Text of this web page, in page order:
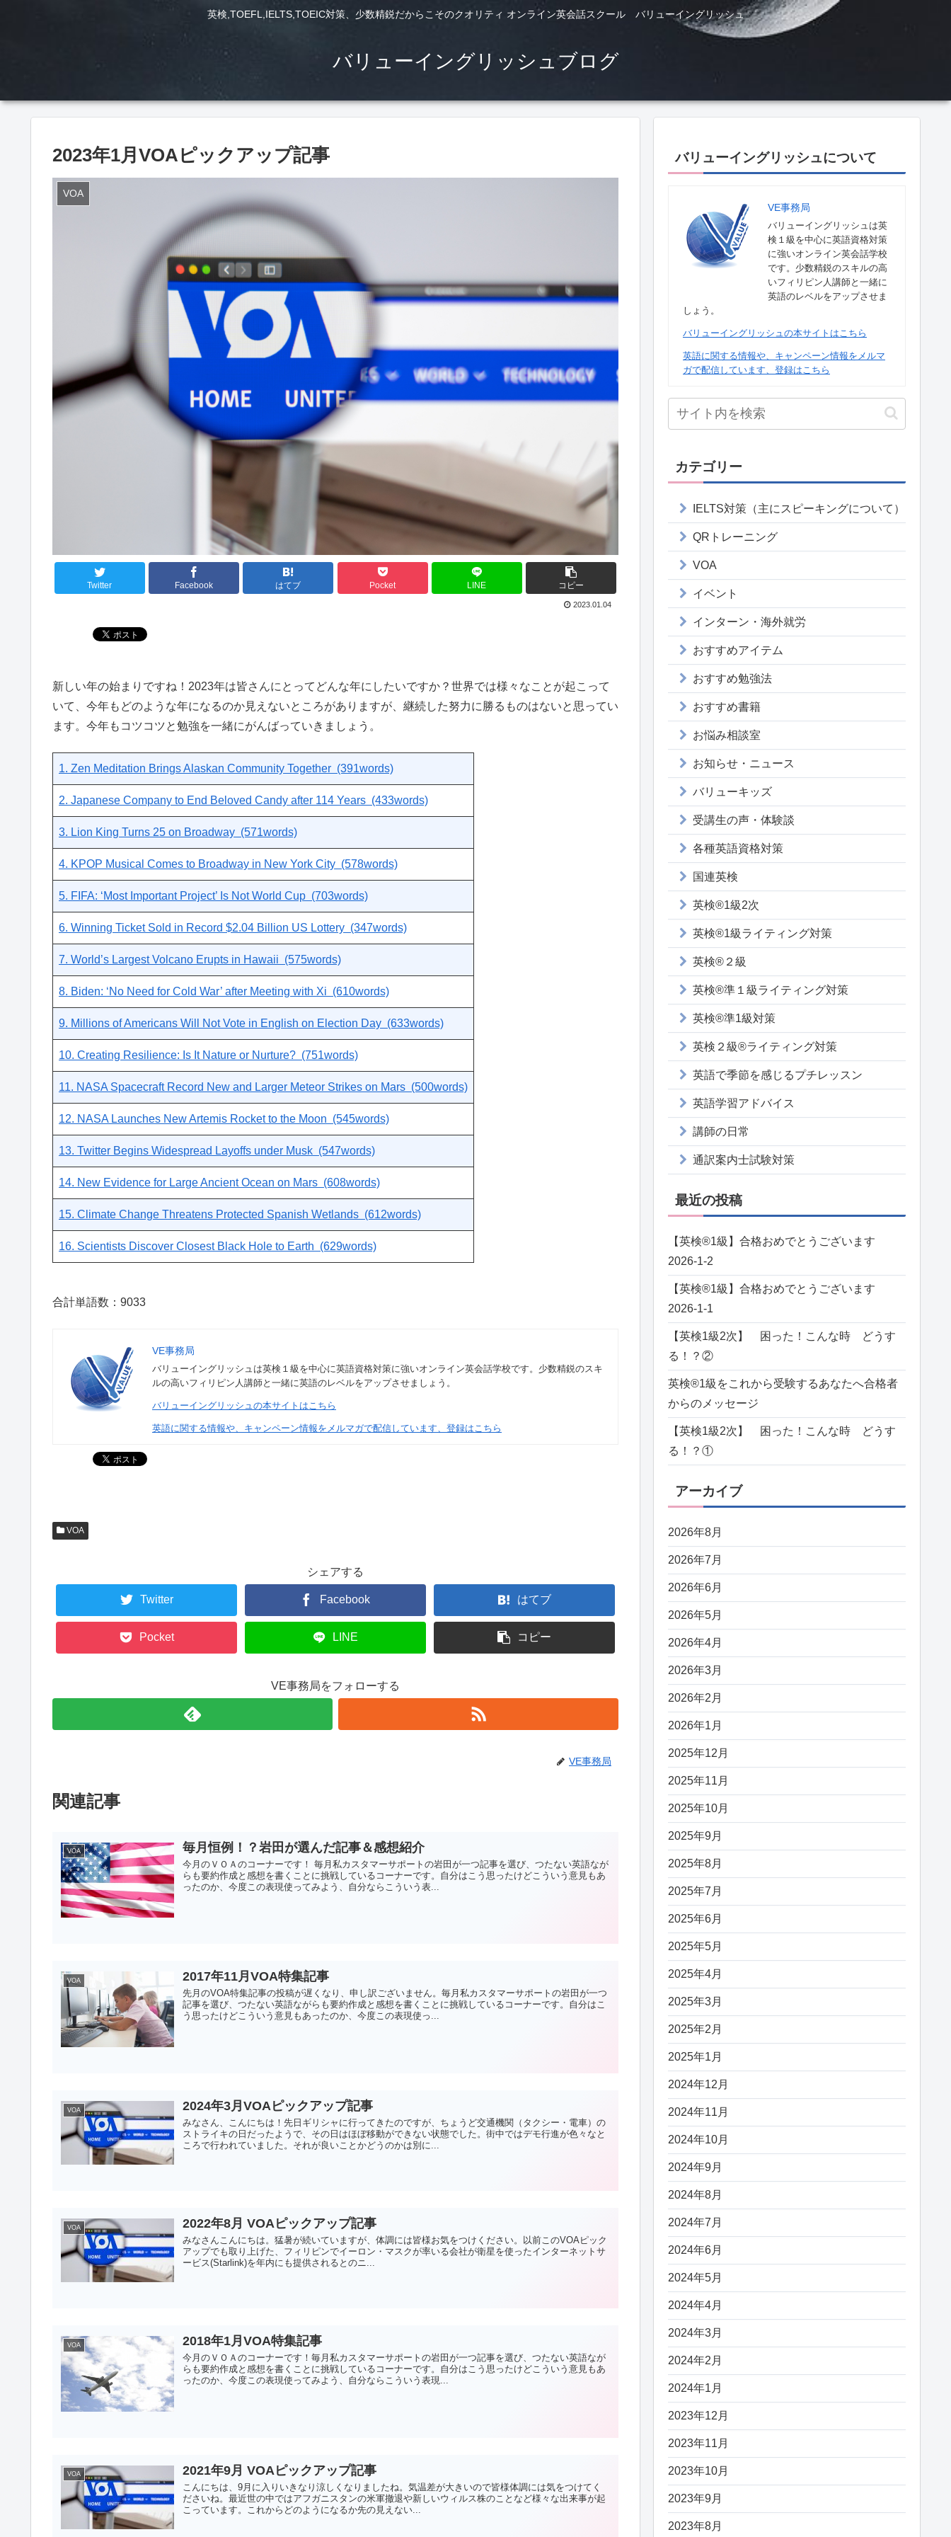
英検,TOEFL,IELTS,TOEIC対策、少数精鋭だからこそのクオリティ オンライン英会話スクール バリューイングリッシュ
バリューイングリッシュブログ
2023年1月VOAピックアップ記事
VOA
Twitter Facebook はてブ Pocket LINE コピー
2023.01.04
新しい年の始まりですね！2023年は皆さんにとってどんな年にしたいですか？世界では様々なことが起こって
いて、今年もどのような年になるのか見えないところがありますが、継続した努力に勝るものはないと思ってい
ます。今年もコツコツと勉強を一緒にがんばっていきましょう。
1. Zen Meditation Brings Alaskan Community Together (391words)
2. Japanese Company to End Beloved Candy after 114 Years (433words)
3. Lion King Turns 25 on Broadway (571words)
4. KPOP Musical Comes to Broadway in New York City (578words)
5. FIFA: ‘Most Important Project’ Is Not World Cup (703words)
6. Winning Ticket Sold in Record $2.04 Billion US Lottery (347words)
7. World’s Largest Volcano Erupts in Hawaii (575words)
8. Biden: ‘No Need for Cold War’ after Meeting with Xi (610words)
9. Millions of Americans Will Not Vote in English on Election Day (633words)
10. Creating Resilience: Is It Nature or Nurture? (751words)
11. NASA Spacecraft Record New and Larger Meteor Strikes on Mars (500words)
12. NASA Launches New Artemis Rocket to the Moon (545words)
13. Twitter Begins Widespread Layoffs under Musk (547words)
14. New Evidence for Large Ancient Ocean on Mars (608words)
15. Climate Change Threatens Protected Spanish Wetlands (612words)
16. Scientists Discover Closest Black Hole to Earth (629words)
合計単語数：9033
VE事務局
バリューイングリッシュは英検１級を中心に英語資格対策に強いオンライン英会話学校です。少数精鋭のスキ
ルの高いフィリピン人講師と一緒に英語のレベルをアップさせましょう。
バリューイングリッシュの本サイトはこちら
英語に関する情報や、キャンペーン情報をメルマガで配信しています、登録はこちら
VOA
シェアする
Twitter Facebook はてブ
Pocket LINE コピー
VE事務局をフォローする
VE事務局
関連記事
VOA 毎月恒例！？岩田が選んだ記事＆感想紹介
今月のＶＯＡのコーナーです！ 毎月私カスタマーサポートの岩田が一つ記事を選び、つたない英語なが
らも要約作成と感想を書くことに挑戦しているコーナーです。自分はこう思ったけどこういう意見もあ
ったのか、今度この表現使ってみよう、自分ならこういう表...
VOA 2017年11月VOA特集記事
先月のVOA特集記事の投稿が遅くなり、申し訳ございません。毎月私カスタマーサポートの岩田が一つ
記事を選び、つたない英語ながらも要約作成と感想を書くことに挑戦しているコーナーです。自分はこ
う思ったけどこういう意見もあったのか、今度この表現使っ...
VOA 2024年3月VOAピックアップ記事
みなさん、こんにちは！先日ギリシャに行ってきたのですが、ちょうど交通機関（タクシー・電車）の
ストライキの日だったようで、その日はほぼ移動ができない状態でした。街中ではデモ行進が色々なと
ころで行われていました。それが良いことかどうのかは別に...
VOA 2022年8月 VOAピックアップ記事
みなさんこんにちは。猛暑が続いていますが、体調には皆様お気をつけください。以前このVOAピック
アップでも取り上げた、フィリピンでイーロン・マスクが率いる会社が衛星を使ったインターネットサ
ービス(Starlink)を年内にも提供されるとのニ...
VOA 2018年1月VOA特集記事
今月のＶＯＡのコーナーです！毎月私カスタマーサポートの岩田が一つ記事を選び、つたない英語なが
らも要約作成と感想を書くことに挑戦しているコーナーです。自分はこう思ったけどこういう意見もあ
ったのか、今度この表現使ってみよう、自分ならこういう表現...
VOA 2021年9月 VOAピックアップ記事
こんにちは、9月に入りいきなり涼しくなりましたね。気温差が大きいので皆様体調には気をつけてく
ださいね。最近世の中ではアフガニスタンの米軍撤退や新しいウィルス株のことなど様々な出来事が起
こっています。これからどのようになるか先の見えない...
バリューイングリッシュについて
VE事務局
バリューイングリッシュは英
検１級を中心に英語資格対策
に強いオンライン英会話学校
です。少数精鋭のスキルの高
いフィリピン人講師と一緒に
英語のレベルをアップさせま
しょう。
バリューイングリッシュの本サイトはこちら
英語に関する情報や、キャンペーン情報をメルマ
ガで配信しています、登録はこちら
カテゴリー
IELTS対策（主にスピーキングについて）
QRトレーニング
VOA
イベント
インターン・海外就労
おすすめアイテム
おすすめ勉強法
おすすめ書籍
お悩み相談室
お知らせ・ニュース
バリューキッズ
受講生の声・体験談
各種英語資格対策
国連英検
英検®1級2次
英検®1級ライティング対策
英検®２級
英検®準１級ライティング対策
英検®準1級対策
英検２級®ライティング対策
英語で季節を感じるプチレッスン
英語学習アドバイス
講師の日常
通訳案内士試験対策
最近の投稿
【英検®️1級】合格おめでとうございます
2026-1-2
【英検®️1級】合格おめでとうございます
2026-1-1
【英検1級2次】 困った！こんな時 どうす
る！？②
英検®️1級をこれから受験するあなたへ合格者
からのメッセージ
【英検1級2次】 困った！こんな時 どうす
る！？①
アーカイブ
2026年8月
2026年7月
2026年6月
2026年5月
2026年4月
2026年3月
2026年2月
2026年1月
2025年12月
2025年11月
2025年10月
2025年9月
2025年8月
2025年7月
2025年6月
2025年5月
2025年4月
2025年3月
2025年2月
2025年1月
2024年12月
2024年11月
2024年10月
2024年9月
2024年8月
2024年7月
2024年6月
2024年5月
2024年4月
2024年3月
2024年2月
2024年1月
2023年12月
2023年11月
2023年10月
2023年9月
2023年8月